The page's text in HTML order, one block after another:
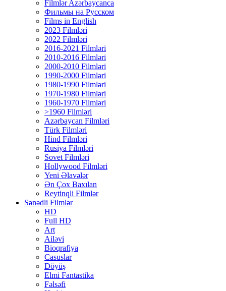
Filmlər Azərbaycanca
Фильмы на Русском
Films in English
2023 Filmləri
2022 Filmləri
2016-2021 Filmləri
2010-2016 Filmləri
2000-2010 Filmləri
1990-2000 Filmləri
1980-1990 Filmləri
1970-1980 Filmləri
1960-1970 Filmləri
>1960 Filmləri
Azərbaycan Filmləri
Türk Filmləri
Hind Filmləri
Rusiya Filmləri
Sovet Filmləri
Hollywood Filmləri
Yeni Əlavələr
Ən Çox Baxılan
Reytinqli Filmlər
Sənədli Filmlər
HD
Full HD
Art
Ailəvi
Bioqrafiya
Casuslar
Döyüş
Elmi Fantastika
Fəlsəfi